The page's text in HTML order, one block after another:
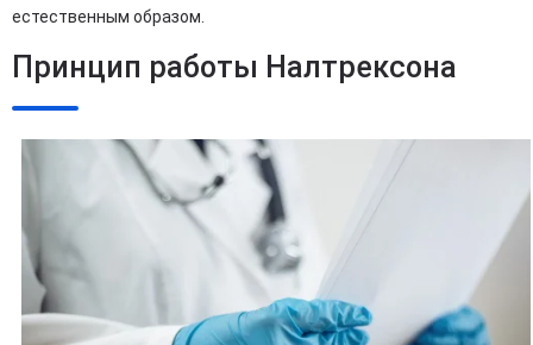
естественным образом.
Принцип работы Налтрексона